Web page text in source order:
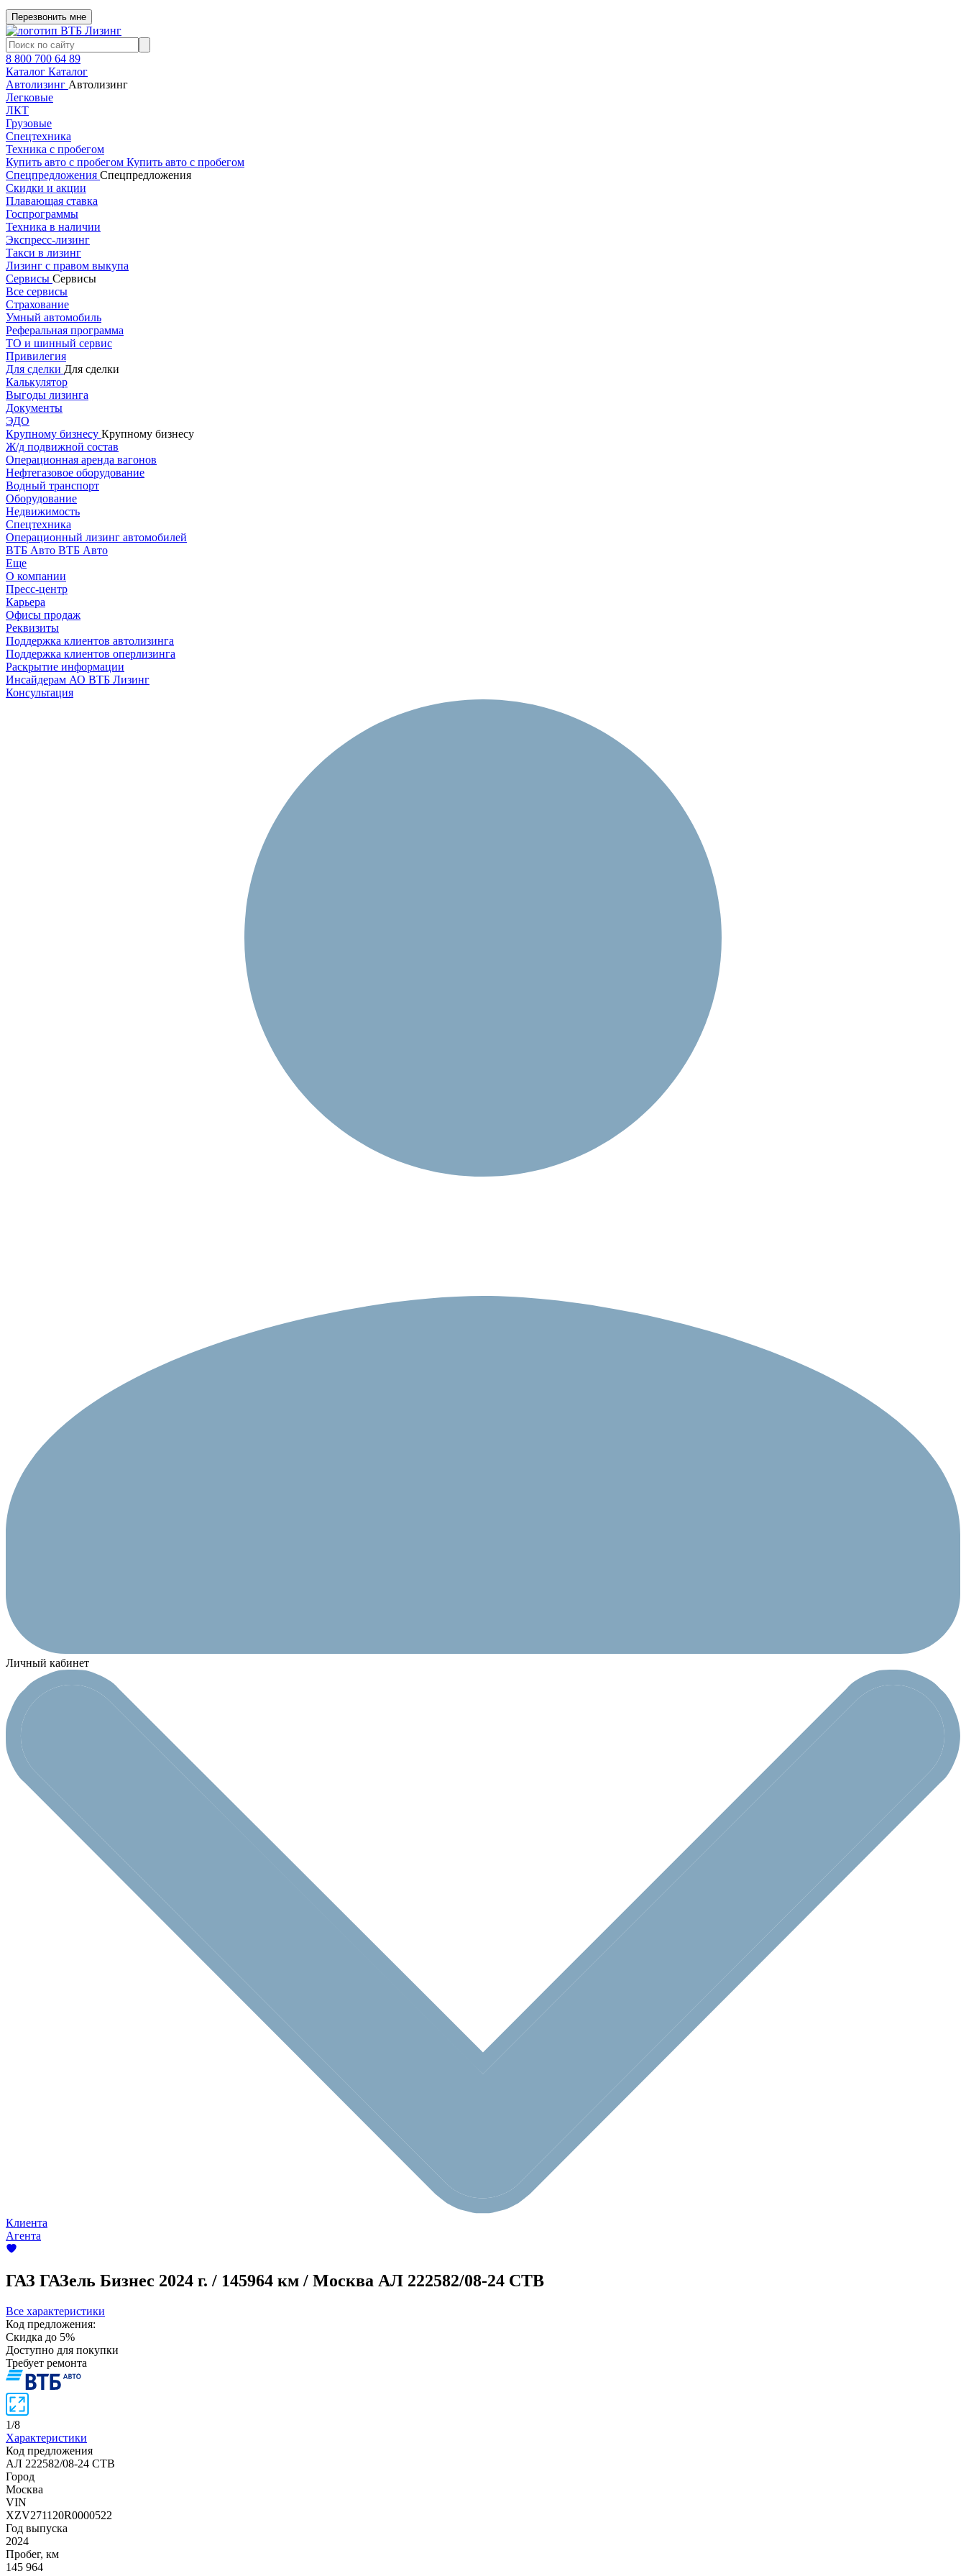
Перезвонить мне
8 800 700 64 89
Каталог Каталог
Автолизинг Автолизинг
Легковые
ЛКТ
Грузовые
Спецтехника
Техника с пробегом
Купить авто с пробегом Купить авто с пробегом
Спецпредложения Спецпредложения
Скидки и акции
Плавающая ставка
Госпрограммы
Техника в наличии
Экспресс-лизинг
Такси в лизинг
Лизинг с правом выкупа
Сервисы Сервисы
Все сервисы
Страхование
Умный автомобиль
Реферальная программа
ТО и шинный сервис
Привилегия
Для сделки Для сделки
Калькулятор
Выгоды лизинга
Документы
ЭДО
Крупному бизнесу Крупному бизнесу
Ж/д подвижной состав
Операционная аренда вагонов
Нефтегазовое оборудование
Водный транспорт
Оборудование
Недвижимость
Спецтехника
Операционный лизинг автомобилей
ВТБ Авто ВТБ Авто
Еще
О компании
Пресс-центр
Карьера
Офисы продаж
Реквизиты
Поддержка клиентов автолизинга
Поддержка клиентов оперлизинга
Раскрытие информации
Инсайдерам АО ВТБ Лизинг
Консультация
Личный кабинет
Клиента
Агента
ГАЗ ГАЗель Бизнес 2024 г. / 145964 км / Москва АЛ 222582/08-24 СТВ
Все характеристики
Код предложения:
Скидка до 5%
Доступно для покупки
Требует ремонта
1/8
Характеристики
Код предложения
АЛ 222582/08-24 СТВ
Город
Москва
VIN
XZV271120R0000522
Год выпуска
2024
Пробег, км
145 964